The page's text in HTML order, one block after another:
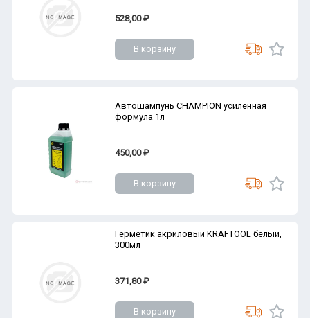
528,00 ₽
В корзину
Автошампунь CHAMPION усиленная
формула 1л
450,00 ₽
В корзину
Герметик акриловый KRAFTOOL белый,
300мл
371,80 ₽
В корзину